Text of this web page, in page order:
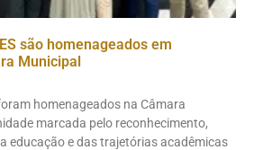
são homenageados em
Municipal
homenageados na Câmara
marcada pelo reconhecimento,
educação e das trajetórias acadêmicas